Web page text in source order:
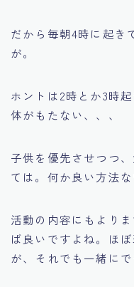
だから毎朝4時に起き
が。
ホントは2時とか3時
体がもたない、、、
子供を優先させつつ
ては。何か良い方法な
活動の内容にもより
ば良いですよね。ほ
が、それでも一緒に